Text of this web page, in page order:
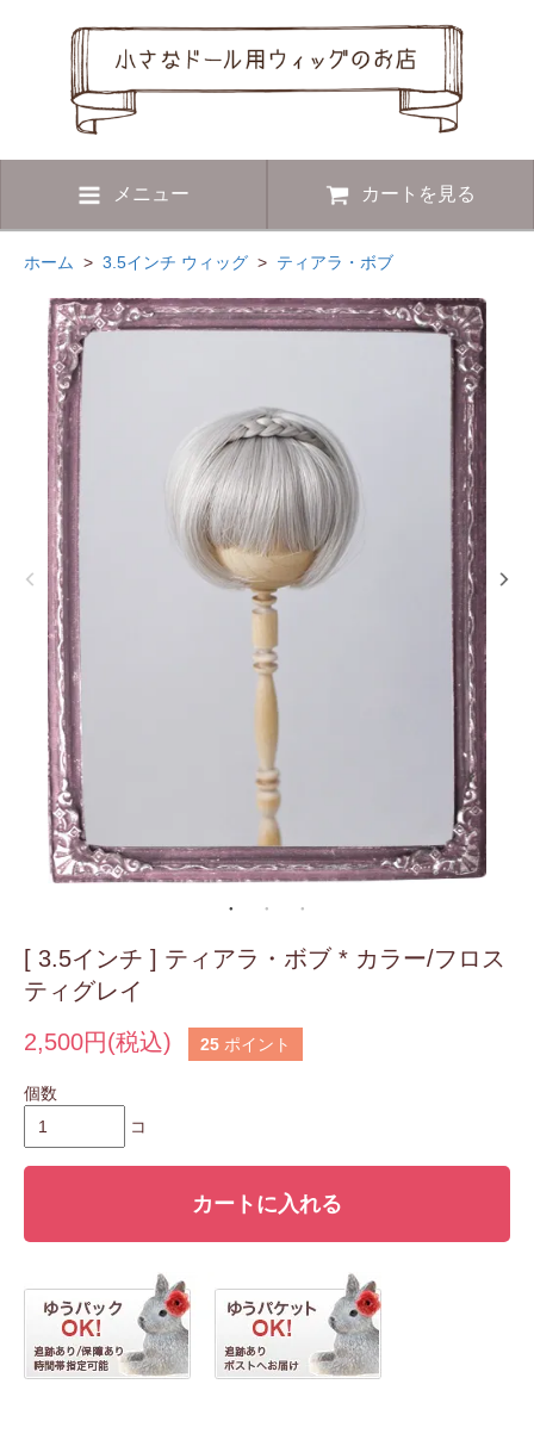
メニュー カートを見る
ホーム > 3.5インチ ウィッグ > ティアラ・ボブ
[ 3.5インチ ] ティアラ・ボブ * カラー/フロス
ティグレイ
2,500円(税込)
25 ポイント
個数
コ
カートに入れる